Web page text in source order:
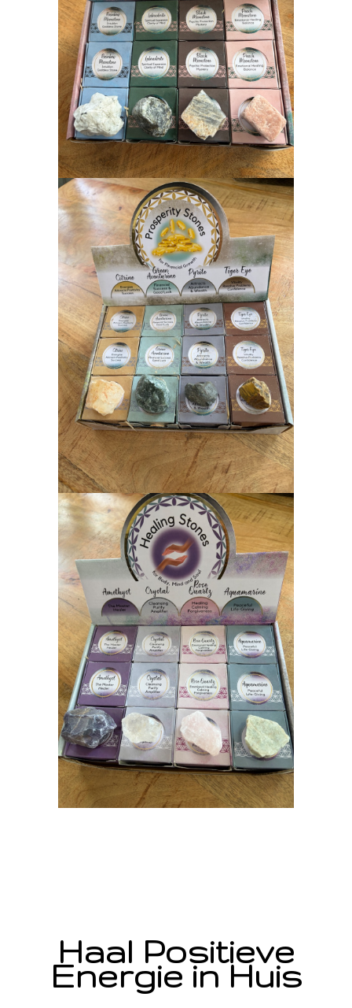
Haal Positieve
Energie in Huis